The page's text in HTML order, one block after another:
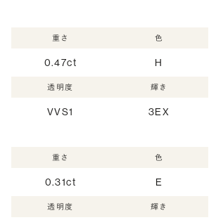
重さ
0.47ct
色
H
透明度
VVS1
輝き
3EX
重さ
0.31ct
色
E
透明度 輝き